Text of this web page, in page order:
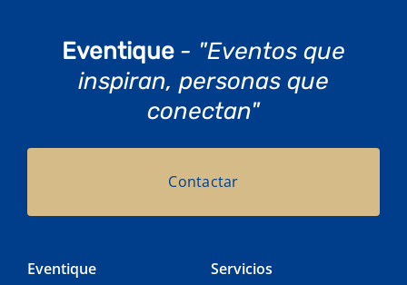
Eventique - "Eventos que
inspiran, personas que
conectan"
Contactar
Eventique Servicios